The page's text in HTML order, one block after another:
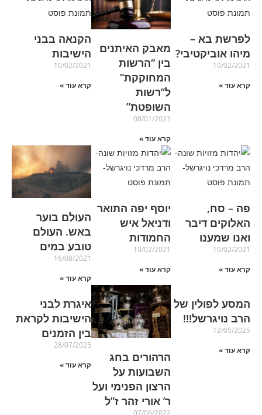
לפרשת בא –
מיהו אוביקטיבי?
10/02/2021
קרא עוד »
מאבק האיתנים
בין “הרשות
המחוקקת”
ל”רשות
השופטת”
08/01/2023
קרא עוד »
הקנאה בבני
הישיבות
10/02/2021
קרא עוד »
פה – סח,
האלוקים דיבר
ואנו שמענו
10/02/2021
קרא עוד »
יוסף יפה התואר
ודניאל איש
החמודות
10/02/2021
קרא עוד »
העולם בוער
באש. העולם
טובע במים
16/08/2021
קרא עוד »
המסע לפולין של
הרב נויגרשל!!!
12/05/2025
קרא עוד »
הרהורים בחג
השבועות על
הרצון הפנימי ועל
ר’ אורי זהר ז”ל
07/06/2022
איגרת לבני
הישיבות לקראת
בין הזמנים
28/07/2025
קרא עוד »